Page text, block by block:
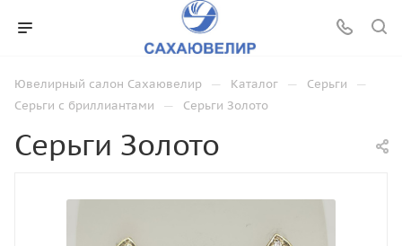
Ювелирный салон Сахаювелир — Каталог — Серьги —
Серьги с бриллиантами — Серьги Золото
Серьги Золото